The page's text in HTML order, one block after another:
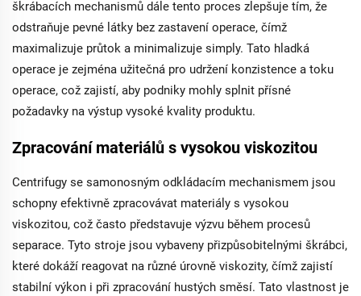
škrábacích mechanismů dále tento proces zlepšuje tím, že
odstraňuje pevné látky bez zastavení operace, čímž
maximalizuje průtok a minimalizuje simply. Tato hladká
operace je zejména užitečná pro udržení konzistence a toku
operace, což zajistí, aby podniky mohly splnit přísné
požadavky na výstup vysoké kvality produktu.
Zpracování materiálů s vysokou viskozitou
Centrifugy se samonosným odkládacím mechanismem jsou
schopny efektivně zpracovávat materiály s vysokou
viskozitou, což často představuje výzvu během procesů
separace. Tyto stroje jsou vybaveny přizpůsobitelnými škrábci,
které dokáží reagovat na různé úrovně viskozity, čímž zajistí
stabilní výkon i při zpracování hustých směsí. Tato vlastnost je